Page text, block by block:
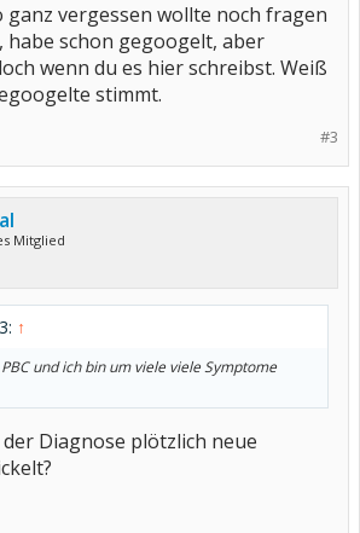
ganz vergessen wollte noch fragen
habe schon gegoogelt, aber
wenn du es hier schreibst. Weiß
stimmt.
#3
Mitglied
↑
und ich bin um viele viele Symptome
Diagnose plötzlich neue